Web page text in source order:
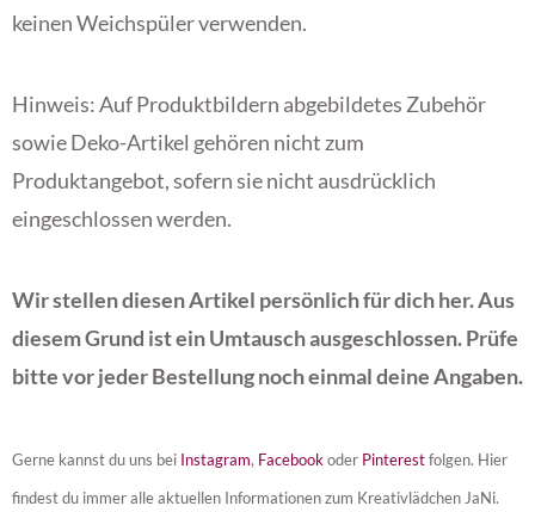
keinen Weichspüler verwenden.
Hinweis: Auf Produktbildern abgebildetes Zubehör
sowie Deko-Artikel gehören nicht zum
Produktangebot, sofern sie nicht ausdrücklich
eingeschlossen werden.
Wir stellen diesen Artikel persönlich für dich her. Aus
diesem Grund ist ein Umtausch ausgeschlossen. Prüfe
bitte vor jeder Bestellung noch einmal deine Angaben.
Gerne kannst du uns bei Instagram, Facebookoder Pinterestfolgen. Hier
findest du immer alle aktuellen Informationen zum Kreativlädchen JaNi.